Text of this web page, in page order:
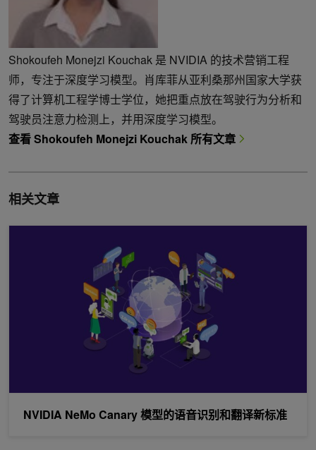
Shokoufeh Monejzi Kouchak 是 NVIDIA 的技术营销工程
师，专注于深度学习模型。肖库菲从亚利桑那州国家大学获
得了计算机工程学博士学位，她把重点放在驾驶行为分析和
驾驶员注意力检测上，并用深度学习模型。
查看 Shokoufeh Monejzi Kouchak 所有文章
相关文章
NVIDIA NeMo Canary 模型的语音识别和翻译新标准